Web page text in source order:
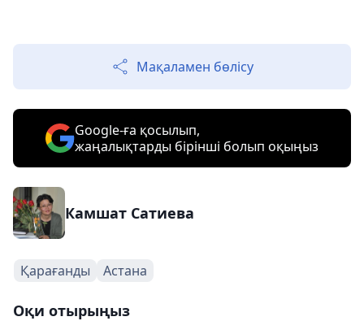
Мақаламен бөлісу
Google-ға қосылып,
жаңалықтарды бірінші болып оқыңыз
Камшат Сатиева
Қарағанды Астана
Оқи отырыңыз